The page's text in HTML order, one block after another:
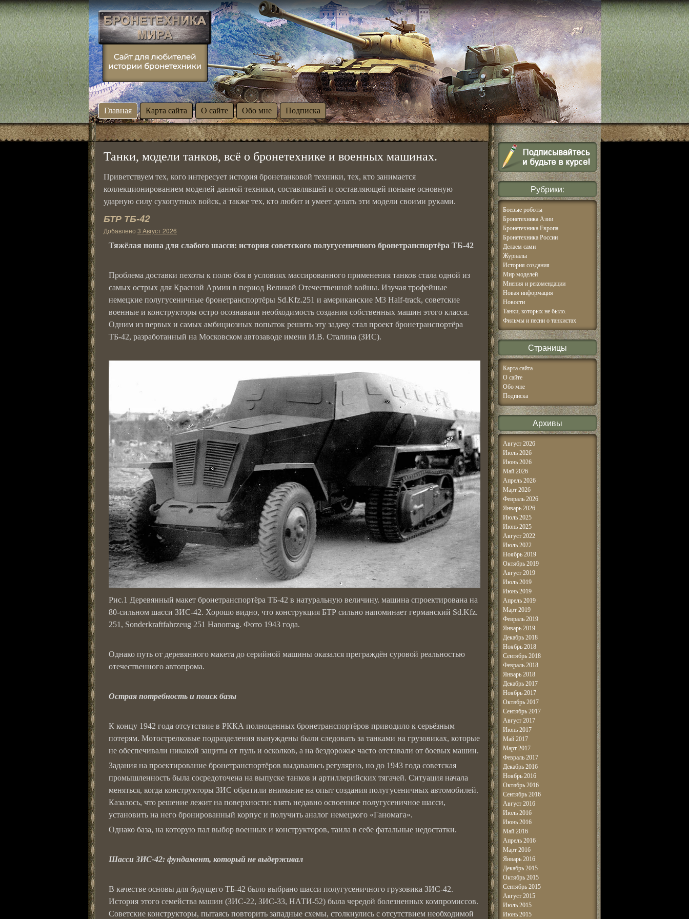
Главная Карта сайта О сайте Обо мне Подписка
Танки, модели танков, всё о бронетехнике и военных машинах.
Приветствуем тех, кого интересует история бронетанковой техники, тех, кто занимается
коллекционированием моделей данной техники, составлявшей и составляющей поныне основную
ударную силу сухопутных войск, а также тех, кто любит и умеет делать эти модели своими руками.
БТР ТБ-42
Добавлено 3 Август 2026
Тяжёлая ноша для слабого шасси: история советского полугусеничного бронетранспортёра ТБ-42
Проблема доставки пехоты к полю боя в условиях массированного применения танков стала одной из
самых острых для Красной Армии в период Великой Отечественной войны. Изучая трофейные
немецкие полугусеничные бронетранспортёры Sd.Kfz.251 и американские M3 Half-track, советские
военные и конструкторы остро осознавали необходимость создания собственных машин этого класса.
Одним из первых и самых амбициозных попыток решить эту задачу стал проект бронетранспортёра
ТБ-42, разработанный на Московском автозаводе имени И.В. Сталина (ЗИС).
Рис.1 Деревянный макет бронетранспортёра ТБ-42 в натуральную величину. машина спроектирована на
80-сильном шасси ЗИС-42. Хорошо видно, что конструкция БТР сильно напоминает германский Sd.Kfz.
251, Sonderkraftfahrzeug 251 Hanomag. Фото 1943 года.
Однако путь от деревянного макета до серийной машины оказался преграждён суровой реальностью
отечественного автопрома.
Острая потребность и поиск базы
К концу 1942 года отсутствие в РККА полноценных бронетранспортёров приводило к серьёзным
потерям. Мотострелковые подразделения вынуждены были следовать за танками на грузовиках, которые
не обеспечивали никакой защиты от пуль и осколков, а на бездорожье часто отставали от боевых машин.
Задания на проектирование бронетранспортёров выдавались регулярно, но до 1943 года советская
промышленность была сосредоточена на выпуске танков и артиллерийских тягачей. Ситуация начала
меняться, когда конструкторы ЗИС обратили внимание на опыт создания полугусеничных автомобилей.
Казалось, что решение лежит на поверхности: взять недавно освоенное полугусеничное шасси,
установить на него бронированный корпус и получить аналог немецкого «Ганомага».
Однако база, на которую пал выбор военных и конструкторов, таила в себе фатальные недостатки.
Шасси ЗИС-42: фундамент, который не выдерживал
В качестве основы для будущего ТБ-42 было выбрано шасси полугусеничного грузовика ЗИС-42.
История этого семейства машин (ЗИС-22, ЗИС-33, НАТИ-52) была чередой болезненных компромиссов.
Советские конструкторы, пытаясь повторить западные схемы, столкнулись с отсутствием необходимой
Рубрики:
Боевые роботы
Бронетехника Азии
Бронетехника Европа
Бронетехника России
Делаем сами
Журналы
История создания
Мир моделей
Мнения и рекомендации
Новая информация
Новости
Танки, которых не было.
Фильмы и песни о танкистах
Страницы
Карта сайта
О сайте
Обо мне
Подписка
Архивы
Август 2026
Июль 2026
Июнь 2026
Май 2026
Апрель 2026
Март 2026
Февраль 2026
Январь 2026
Июль 2025
Июнь 2025
Август 2022
Июль 2022
Ноябрь 2019
Октябрь 2019
Август 2019
Июль 2019
Июнь 2019
Апрель 2019
Март 2019
Февраль 2019
Январь 2019
Декабрь 2018
Ноябрь 2018
Сентябрь 2018
Февраль 2018
Январь 2018
Декабрь 2017
Ноябрь 2017
Октябрь 2017
Сентябрь 2017
Август 2017
Июнь 2017
Май 2017
Март 2017
Февраль 2017
Декабрь 2016
Ноябрь 2016
Октябрь 2016
Сентябрь 2016
Август 2016
Июль 2016
Июнь 2016
Май 2016
Апрель 2016
Март 2016
Январь 2016
Декабрь 2015
Октябрь 2015
Сентябрь 2015
Август 2015
Июль 2015
Июнь 2015